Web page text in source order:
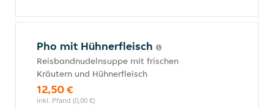
Pho mit Hühnerfleisch
Reisbandnudelnsuppe mit frischen
Kräutern und Hühnerfleisch
12,50 €
inkl. Pfand (0,00 €)